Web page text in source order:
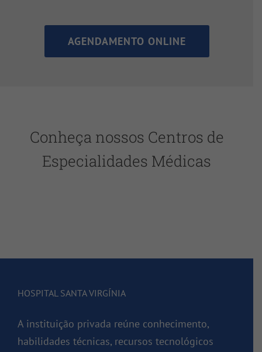
AGENDAMENTO ONLINE
Conheça nossos Centros de
Especialidades Médicas
HOSPITAL SANTA VIRGÍNIA
A instituição privada reúne conhecimento,
habilidades técnicas, recursos tecnológicos